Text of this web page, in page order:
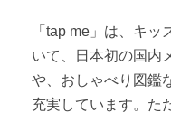
「tap me」は、キ
いて、日本初の国内
や、おしゃべり図鑑
充実しています。た